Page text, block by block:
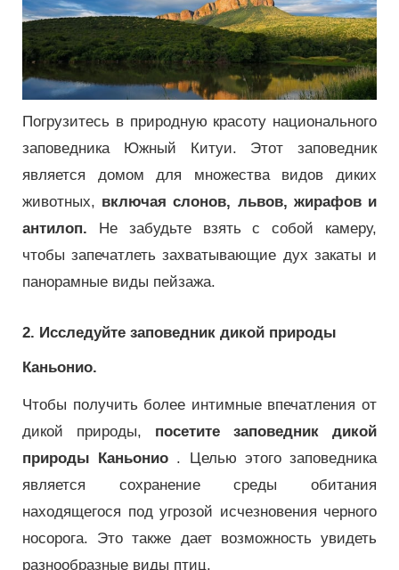
Погрузитесь в природную красоту национального
заповедника Южный Китуи. Этот заповедник
является домом для множества видов диких
животных, включая слонов, львов, жирафов и
антилоп. Не забудьте взять с собой камеру,
чтобы запечатлеть захватывающие дух закаты и
панорамные виды пейзажа.
2. Исследуйте заповедник дикой природы
Каньонио.
Чтобы получить более интимные впечатления от
дикой природы, посетите заповедник дикой
природы Каньонио . Целью этого заповедника
является сохранение среды обитания
находящегося под угрозой исчезновения черного
носорога. Это также дает возможность увидеть
разнообразные виды птиц.